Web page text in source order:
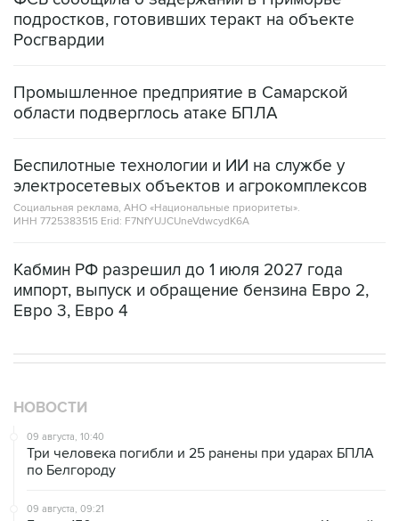
подростков, готовивших теракт на объекте
Росгвардии
Промышленное предприятие в Самарской
области подверглось атаке БПЛА
Беспилотные технологии и ИИ на службе у
электросетевых объектов и агрокомплексов
Социальная реклама, АНО «Национальные приоритеты».
ИНН 7725383515 Erid: F7NfYUJCUneVdwcydK6A
Кабмин РФ разрешил до 1 июля 2027 года
импорт, выпуск и обращение бензина Евро 2,
Евро 3, Евро 4
НОВОСТИ
09 августа, 10:40
Три человека погибли и 25 ранены при ударах БПЛА
по Белгороду
09 августа, 09:21